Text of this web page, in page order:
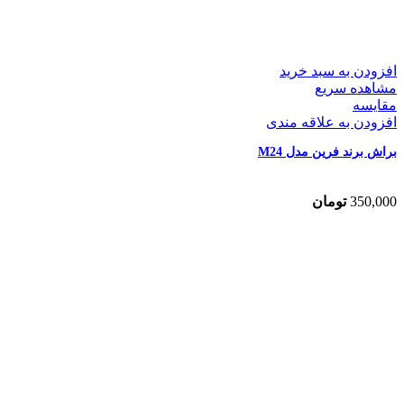
افزودن به سبد خرید
مشاهده سریع
مقایسه
افزودن به علاقه مندی
براش برند فرین مدل M24
350,000 تومان